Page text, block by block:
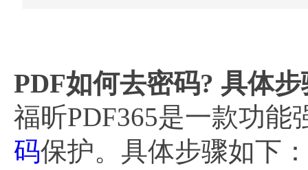
PDF如何去密码? 具体
福昕PDF365是一款功能
码保护。具体步骤如下